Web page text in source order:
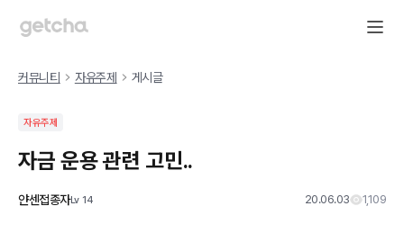
커뮤니티 자유주제 게시글
자유주제
자금 운용 관련 고민..
얀센접종자Lv 14 20.06.03 1,109